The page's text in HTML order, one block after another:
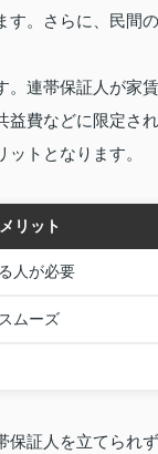
す。さらに、民間の
。連帯保証人が家賃
益費などに限定され
トとなります。
リット
人が必要
ムーズ
保証人を立てられず